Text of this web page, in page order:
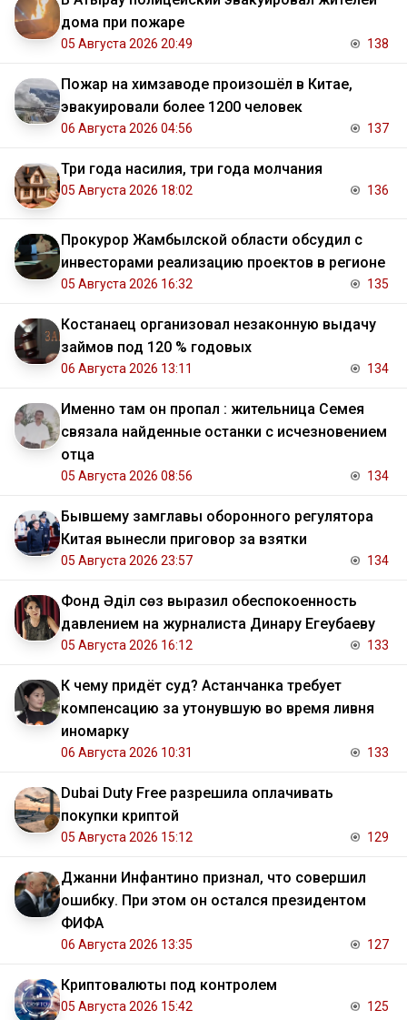
дома при пожаре
05 Августа 2026 20:49 138
Пожар на химзаводе произошёл в Китае,
эвакуировали более 1200 человек
06 Августа 2026 04:56 137
Три года насилия, три года молчания
05 Августа 2026 18:02 136
Прокурор Жамбылской области обсудил с
инвесторами реализацию проектов в регионе
05 Августа 2026 16:32 135
Костанаец организовал незаконную выдачу
займов под 120 % годовых
06 Августа 2026 13:11 134
Именно там он пропал : жительница Семея
связала найденные останки с исчезновением
отца
05 Августа 2026 08:56 134
Бывшему замглавы оборонного регулятора
Китая вынесли приговор за взятки
05 Августа 2026 23:57 134
Фонд Әділ сөз выразил обеспокоенность
давлением на журналиста Динару Егеубаеву
05 Августа 2026 16:12 133
К чему придёт суд? Астанчанка требует
компенсацию за утонувшую во время ливня
иномарку
06 Августа 2026 10:31 133
Dubai Duty Free разрешила оплачивать
покупки криптой
05 Августа 2026 15:12 129
Джанни Инфантино признал, что совершил
ошибку. При этом он остался президентом
ФИФА
06 Августа 2026 13:35 127
Криптовалюты под контролем
05 Августа 2026 15:42 125